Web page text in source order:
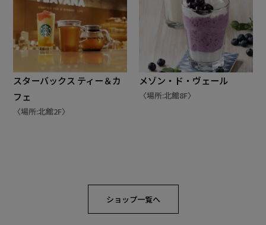
スターバックス ティー＆カ
フェ
〈場所:北館2F〉
メゾン・ド・ヴェール
〈場所:北館8F〉
ショップ一覧へ